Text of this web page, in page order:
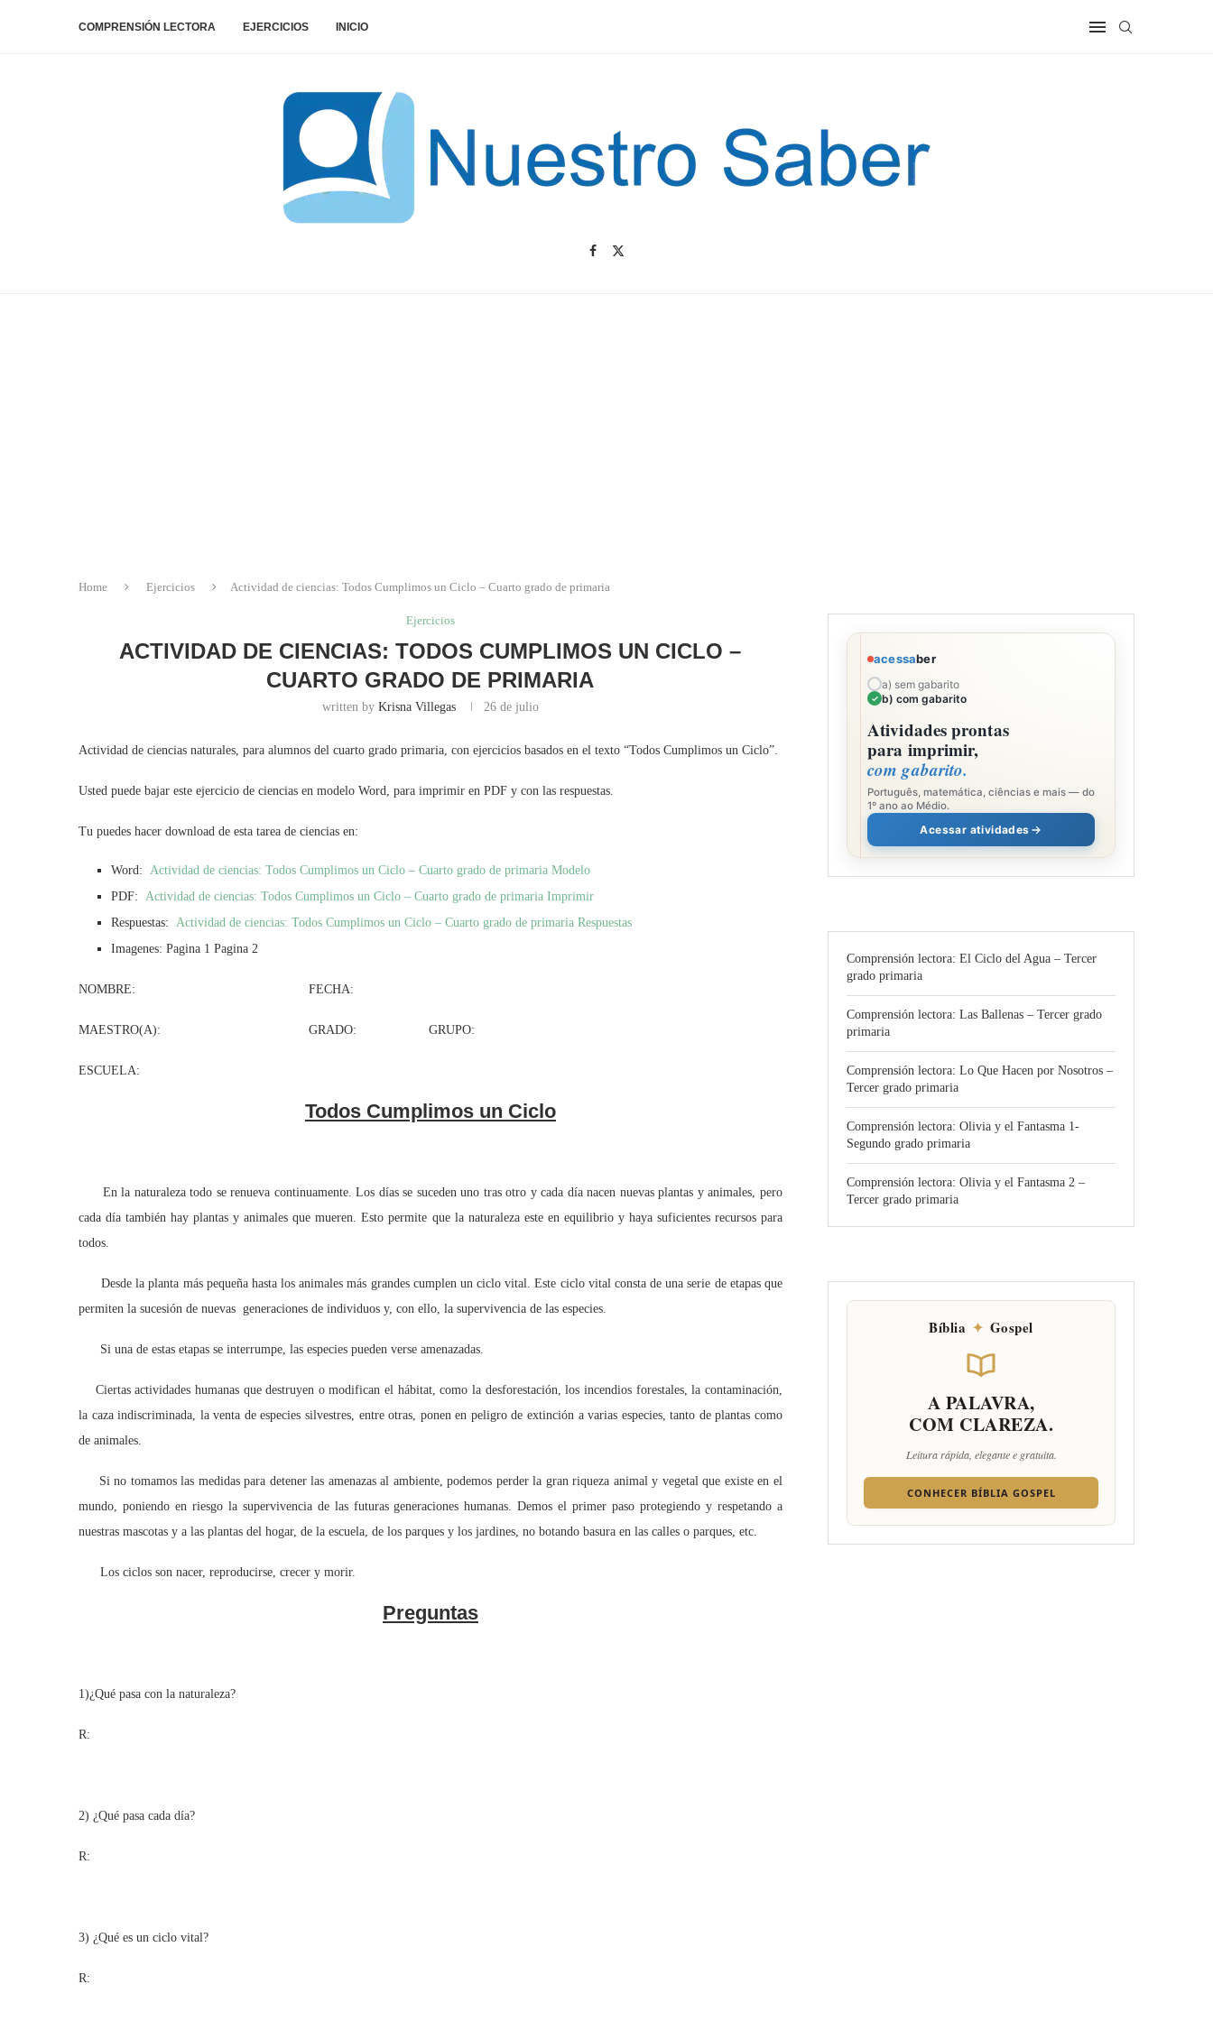
COMPRENSIÓN LECTORA EJERCICIOS INICIO
Home Ejercicios Actividad de ciencias: Todos Cumplimos un Ciclo – Cuarto grado de primaria
Ejercicios
ACTIVIDAD DE CIENCIAS: TODOS CUMPLIMOS UN CICLO –
CUARTO GRADO DE PRIMARIA
written by Krisna Villegas 26 de julio
Actividad de ciencias naturales, para alumnos del cuarto grado primaria, con ejercicios basados en el texto “Todos Cumplimos un Ciclo”.
Usted puede bajar este ejercicio de ciencias en modelo Word, para imprimir en PDF y con las respuestas.
Tu puedes hacer download de esta tarea de ciencias en:
Word: Actividad de ciencias: Todos Cumplimos un Ciclo – Cuarto grado de primaria Modelo
PDF: Actividad de ciencias: Todos Cumplimos un Ciclo – Cuarto grado de primaria Imprimir
Respuestas: Actividad de ciencias: Todos Cumplimos un Ciclo – Cuarto grado de primaria Respuestas
Imagenes: Pagina 1 Pagina 2
NOMBRE: FECHA:
MAESTRO(A): GRADO: GRUPO:
ESCUELA:
Todos Cumplimos un Ciclo
En la naturaleza todo se renueva continuamente. Los días se suceden uno tras otro y cada día nacen nuevas plantas y animales, pero
cada día también hay plantas y animales que mueren. Esto permite que la naturaleza este en equilibrio y haya suficientes recursos para
todos.
Desde la planta más pequeña hasta los animales más grandes cumplen un ciclo vital. Este ciclo vital consta de una serie de etapas que
permiten la sucesión de nuevas generaciones de individuos y, con ello, la supervivencia de las especies.
Si una de estas etapas se interrumpe, las especies pueden verse amenazadas.
Ciertas actividades humanas que destruyen o modifican el hábitat, como la desforestación, los incendios forestales, la contaminación,
la caza indiscriminada, la venta de especies silvestres, entre otras, ponen en peligro de extinción a varias especies, tanto de plantas como
de animales.
Si no tomamos las medidas para detener las amenazas al ambiente, podemos perder la gran riqueza animal y vegetal que existe en el
mundo, poniendo en riesgo la supervivencia de las futuras generaciones humanas. Demos el primer paso protegiendo y respetando a
nuestras mascotas y a las plantas del hogar, de la escuela, de los parques y los jardines, no botando basura en las calles o parques, etc.
Los ciclos son nacer, reproducirse, crecer y morir.
Preguntas
1)¿Qué pasa con la naturaleza?
R:
2) ¿Qué pasa cada día?
R:
3) ¿Qué es un ciclo vital?
R:
acessaber
a) sem gabarito
b) com gabarito
Atividades prontas
para imprimir,
com gabarito.
Português, matemática, ciências e mais — do
1º ano ao Médio.
Acessar atividades
Comprensión lectora: El Ciclo del Agua – Tercer
grado primaria
Comprensión lectora: Las Ballenas – Tercer grado
primaria
Comprensión lectora: Lo Que Hacen por Nosotros –
Tercer grado primaria
Comprensión lectora: Olivia y el Fantasma 1-
Segundo grado primaria
Comprensión lectora: Olivia y el Fantasma 2 –
Tercer grado primaria
Bíblia ✦ Gospel
A PALAVRA,
COM CLAREZA.
Leitura rápida, elegante e gratuita.
CONHECER BÍBLIA GOSPEL